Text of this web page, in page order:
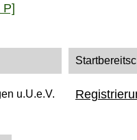
P]
u.U.e.V.